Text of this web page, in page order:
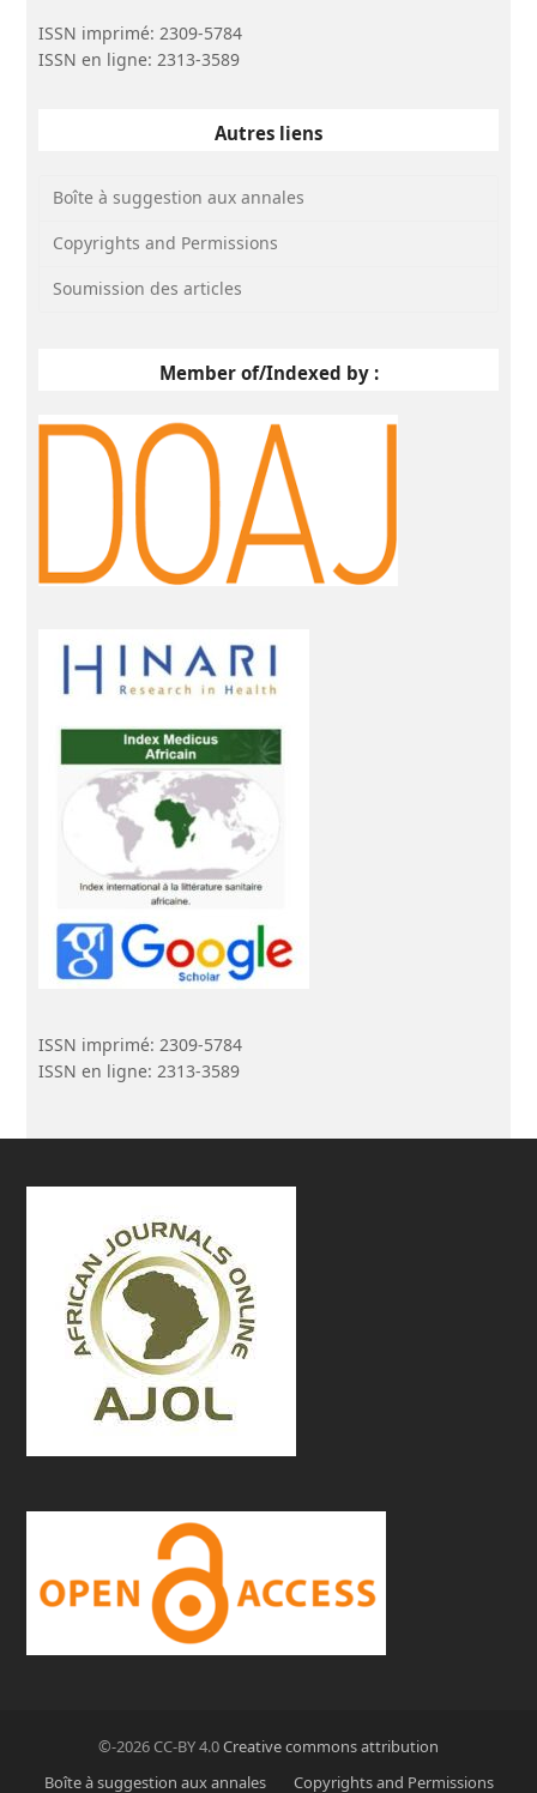
ISSN imprimé: 2309-5784
ISSN en ligne: 2313-3589
Autres liens
Boîte à suggestion aux annales
Copyrights and Permissions
Soumission des articles
Member of/Indexed by :
ISSN imprimé: 2309-5784
ISSN en ligne: 2313-3589
©-2026 CC-BY 4.0Creative commons attribution
Boîte à suggestion aux annales
Copyrights and Permissions